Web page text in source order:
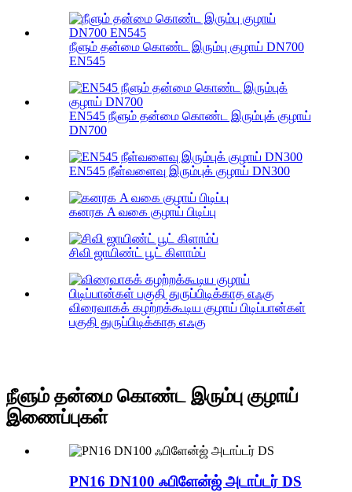
நீளும் தன்மை கொண்ட இரும்பு குழாய் DN700
EN545
EN545 நீளும் தன்மை கொண்ட இரும்புக் குழாய்
DN700
EN545 நீள்வளைவு இரும்புக் குழாய் DN300
கனரக A வகை குழாய் பிடிப்பு
சிவி ஜாயிண்ட் பூட் கிளாம்ப்
விரைவாகக் கழற்றக்கூடிய குழாய் பிடிப்பான்கள்
பகுதி துருப்பிடிக்காத எஃகு
நீளும் தன்மை கொண்ட இரும்பு குழாய்
இணைப்புகள்
PN16 DN100 ஃபிளேன்ஜ் அடாப்டர் DS